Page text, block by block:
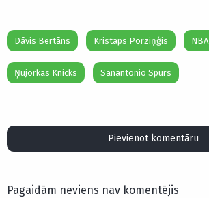
Dāvis Bertāns Kristaps Porziņģis NBA
Ņujorkas Knicks Sanantonio Spurs
Pievienot komentāru
Pagaidām neviens nav komentējis